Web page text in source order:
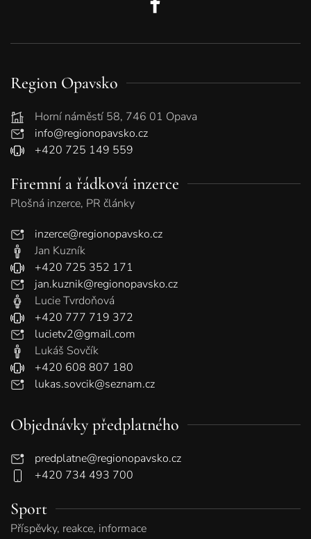
Region Opavsko
Horní náměstí 58, 746 01 Opava
info@regionopavsko.cz
+420 725 149 559
Firemní a řádková inzerce
Plošná inzerce, PR články
inzerce@regionopavsko.cz
Jan Kuzník
+420 725 352 171
jan.kuznik@regionopavsko.cz
Lucie Tvrdoňová
+420 777 719 372
lucietv2@gmail.com
Lukáš Sovčík
+420 608 807 180
lukas.sovcik@seznam.cz
Objednávky předplatného
predplatne@regionopavsko.cz
+420 734 493 700
Sport
Příspěvky, reakce, informace